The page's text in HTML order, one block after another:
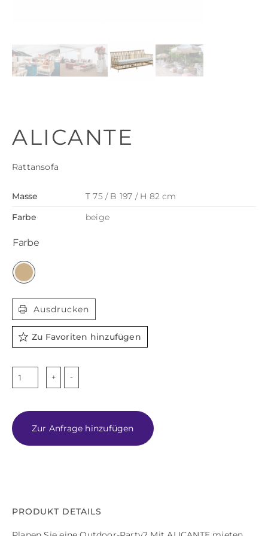
ALICANTE
Rattansofa
Masse
T 75 / B 197 / H 82 cm
Farbe
beige
Farbe
Ausdrucken
Zu Favoriten hinzufügen
ALICANTE
Zur Anfrage hinzufügen
PRODUKT DETAILS